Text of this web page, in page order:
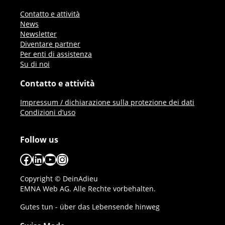
Contatto e attività
News
Newsletter
Diventare partner
Per enti di assistenza
Su di noi
Contatto e attività
Impressum / dichiarazione sulla protezione dei dati
Condizioni d’uso
Follow us
Facebook
LinkedIn
YouTube
Instagram
Copyright © DeinAdieu
EMNA Web AG. Alle Rechte vorbehalten.
Gutes tun - über das Lebensende hinweg